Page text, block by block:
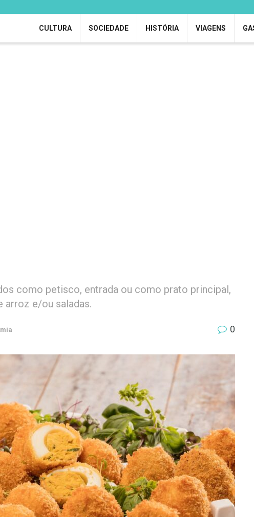
CULTURA SOCIEDADE HISTÓRIA VIAGENS
como petisco, entrada ou como prato principal,
arroz e/ou saladas.
0